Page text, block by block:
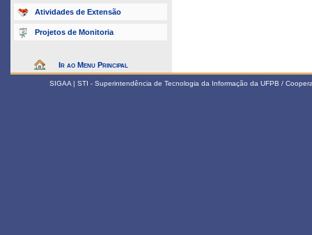
Atividades de Extensão
Projetos de Monitoria
Ir ao Menu Principal
SIGAA | STI - Superintendência de Tecnologia da Informação da UFPB /